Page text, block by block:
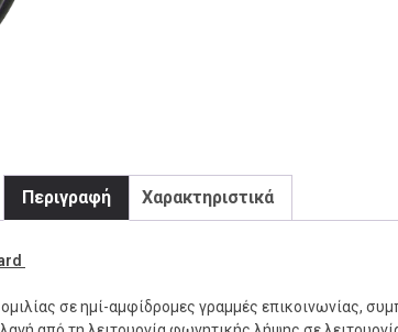
Περιγραφή Χαρακτηριστικά
σε ημί-αμφίδρομες γραμμές επικοινωνίας,